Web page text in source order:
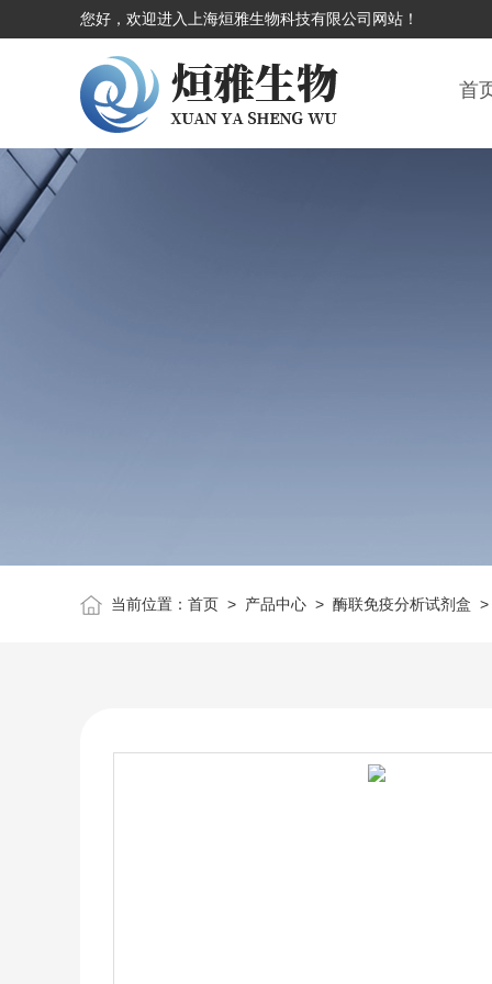
您好，欢迎进入上海烜雅生物科技有限公司网站！
首
当前位置： 首页> 产品中心> 酶联免疫分析试剂盒